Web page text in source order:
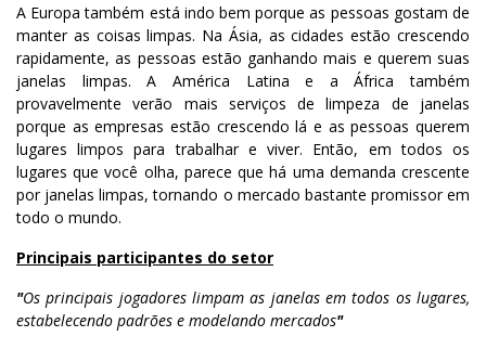
A Europa também está indo bem porque as pessoas gostam de
manter as coisas limpas. Na Ásia, as cidades estão crescendo
rapidamente, as pessoas estão ganhando mais e querem suas
janelas limpas. A América Latina e a África também
provavelmente verão mais serviços de limpeza de janelas
porque as empresas estão crescendo lá e as pessoas querem
lugares limpos para trabalhar e viver. Então, em todos os
lugares que você olha, parece que há uma demanda crescente
por janelas limpas, tornando o mercado bastante promissor em
todo o mundo.
Principais participantes do setor
"Os principais jogadores limpam as janelas em todos os lugares,
estabelecendo padrões e modelando mercados"